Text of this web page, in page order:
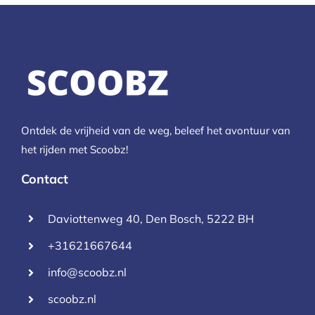
Ontdek de vrijheid van de weg, beleef het avontuur van
het rijden met Scoobz!
Contact
Daviottenweg 40, Den Bosch, 5222 BH
+31621667644
info@scoobz.nl
scoobz.nl